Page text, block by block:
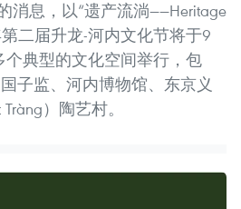
消息，以“遗产流淌——Heritage
二届升龙-河内文化节将于9
个典型的文化空间举行，包
子监、河内博物馆、东京义
）陶艺村。